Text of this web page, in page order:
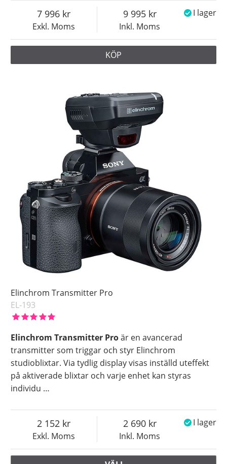
Exkl. Moms
7 996
Inkl. Moms
9 995 I lager
KÖP
Elinchrom Transmitter Pro
EL-193
Elinchrom Transmitter Proär en avancerad
transmitter som triggar och styr Elinchrom
studioblixtar. Via tydlig display visas inställd uteffekt
på aktiverade blixtar och varje enhet kan styras
individu …
Exkl. Moms
2 152
Inkl. Moms
2 690 I lager